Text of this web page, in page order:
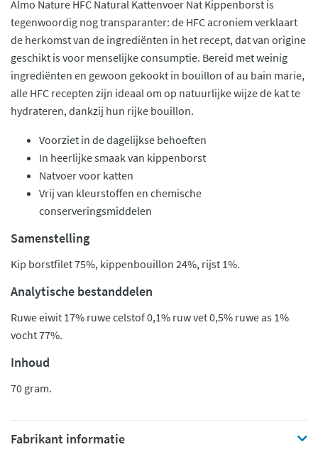
Almo Nature HFC Natural Kattenvoer Nat Kippenborst is
tegenwoordig nog transparanter: de HFC acroniem verklaart
de herkomst van de ingrediënten in het recept, dat van origine
geschikt is voor menselijke consumptie. Bereid met weinig
ingrediënten en gewoon gekookt in bouillon of au bain marie,
alle HFC recepten zijn ideaal om op natuurlijke wijze de kat te
hydrateren, dankzij hun rijke bouillon.
Voorziet in de dagelijkse behoeften
In heerlijke smaak van kippenborst
Natvoer voor katten
Vrij van kleurstoffen en chemische
conserveringsmiddelen
Samenstelling
Kip borstfilet 75%, kippenbouillon 24%, rijst 1%.
Analytische bestanddelen
Ruwe eiwit 17% ruwe celstof 0,1% ruw vet 0,5% ruwe as 1%
vocht 77%.
Inhoud
70 gram.
Fabrikant informatie